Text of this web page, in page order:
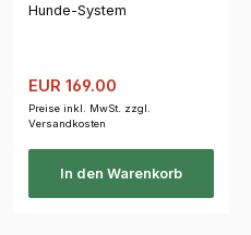
Hunde-System
Verkaufspreis:
EUR 169.00
Preise inkl. MwSt. zzgl.
Versandkosten
In den Warenkorb